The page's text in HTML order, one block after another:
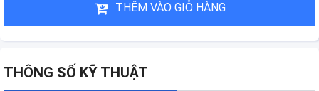
THÊM VÀO GIỎ HÀNG
THÔNG SỐ KỸ THUẬT